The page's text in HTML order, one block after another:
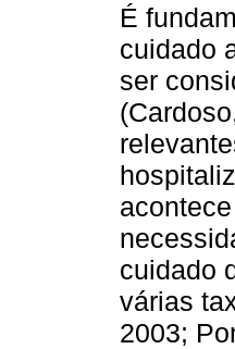
É
cuidado
ser
cuidado
várias
2003;